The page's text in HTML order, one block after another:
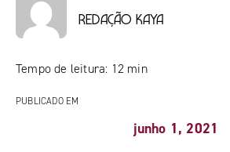
Redação Kaya
Tempo de leitura: 12 min
PUBLICADO EM
junho 1, 2021